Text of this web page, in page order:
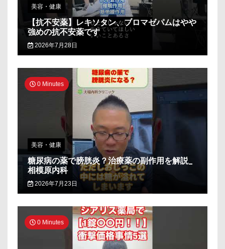
美容・健康
【抗不安薬】レキソタン、ブロマゼパムはやや
強めの抗不安薬です
2026年7月28日
0 Minutes
美容・健康
糖尿病の薬で膀胱炎？治療薬の副作用を解説_
相模原内科
2026年7月23日
0 Minutes